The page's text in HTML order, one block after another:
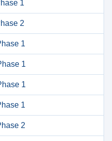
1
2
1
1
1
1
2